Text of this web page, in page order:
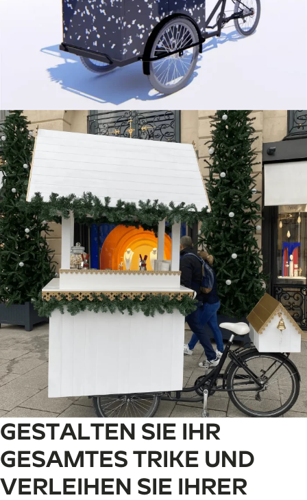
GESTALTEN SIE IHR
GESAMTES TRIKE UND
VERLEIHEN SIE IHRER